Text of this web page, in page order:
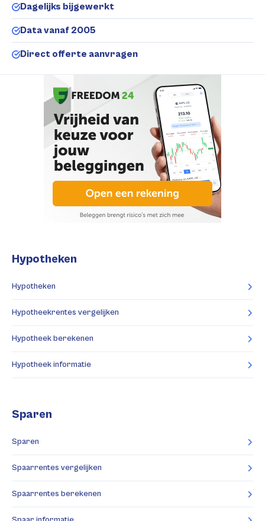
Dagelijks bijgewerkt
Data vanaf 2005
Direct offerte aanvragen
Hypotheken
Hypotheken
Hypotheekrentes vergelijken
Hypotheek berekenen
Hypotheek informatie
Sparen
Sparen
Spaarrentes vergelijken
Spaarrentes berekenen